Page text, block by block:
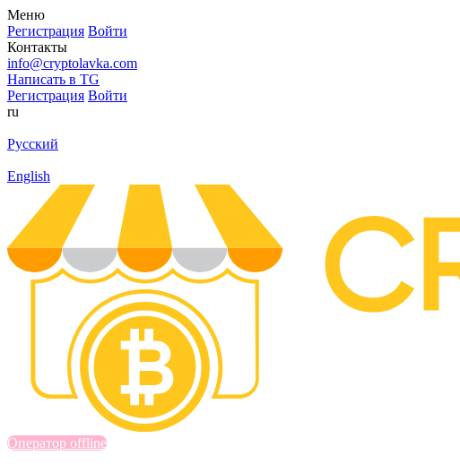
Меню
Регистрация Войти
Контакты
info@cryptolavka.com
Написать в TG
Регистрация Войти
ru
Русский
English
Оператор offline